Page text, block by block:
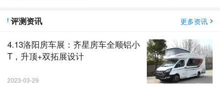
更多资讯
评测资讯
4.13洛阳房车展：齐星房车全顺铝小
T，升顶+双拓展设计
2023-03-29